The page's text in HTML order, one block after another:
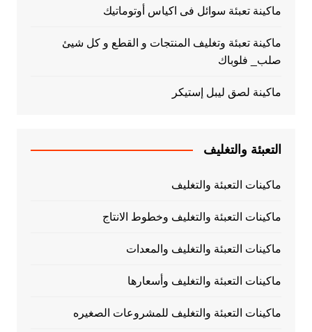
ماكينة تعبئة سوائل فى اكياس أوتوماتيك
ماكينة تعبئة وتغليف المنتجات و القطع و كل شيئ
صلب_ فلوباك
ماكينة لصق ليبل إستيكر
التعبئة والتغليف
ماكينات التعبئة والتغليف
ماكينات التعبئة والتغليف وخطوط الانتاج
ماكينات التعبئة والتغليف والمعدات
ماكينات التعبئة والتغليف وأسعارها
ماكينات التعبئة والتغليف للمشروعات الصغيره